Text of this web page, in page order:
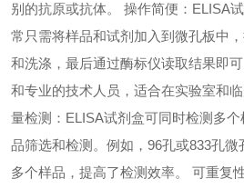
别的抗原或抗体。 操作简便：ELISA
常只需将样品和试剂加入到微孔板中
和洗涤，最后通过酶标仪读取结果即
和专业的技术人员，适合在实验室和
量检测：ELISA试剂盒可同时检测多
品筛选和检测。例如，96孔或833孔微
多个样品，提高了检测效率。 可重复